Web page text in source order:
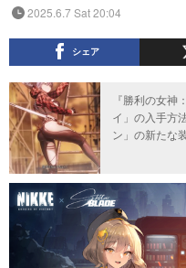
2025.6.7 Sat 20:04
シェア
『勝利の女神
イ」の入手方
ン」の新たな